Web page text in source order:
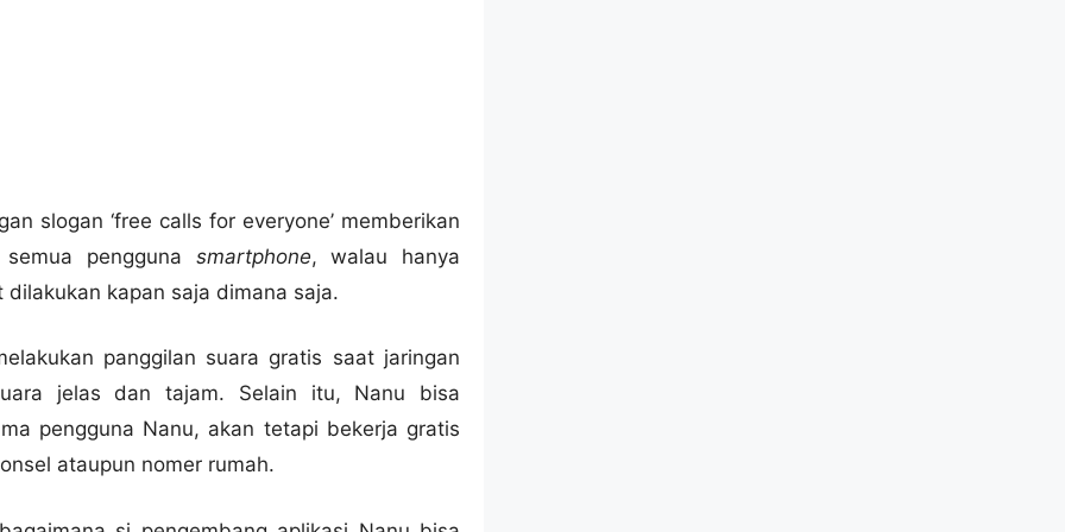
slogan ‘free calls for everyone’ memberikan
pengguna smartphone, walau hanya
kapan saja dimana saja.
panggilan suara gratis saat jaringan
jelas dan tajam. Selain itu, Nanu bisa
pengguna Nanu, akan tetapi bekerja gratis
ataupun nomer rumah.